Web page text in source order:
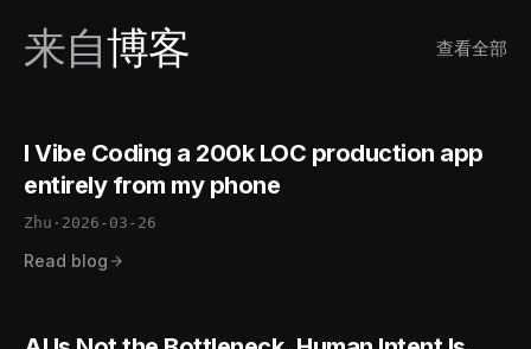
来自博客 查看全部
I Vibe Coding a 200k LOC production app
entirely from my phone
Zhu · 2026-03-26
Read blog